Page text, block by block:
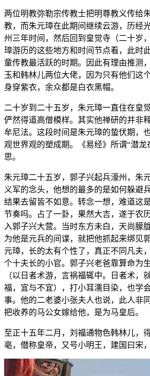
两位明教弥勒宗传教士把明尊教义传给
教，而朱元璋在此期间继续云游，历经
州三年时间，然后回到皇觉寺（二十岁
璋游历的这些地方和时间节点看，此时
童传教最活跃的时期。因此有理由推测
玉和韩林儿两位大佬，因为只有他们这
身穿紫衣，余众都是白衣黑帽。
二十岁到二十五岁，朱元璋一直住在皇
俨然得道高僧模样。其实他禅研的并非
牟尼法。这段时间是朱元璋的蛰伏期，
观世界观的塑成期。《易经》所谓“潜龙
思。
朱元璋二十五岁，郭子兴起兵濠州，朱
义军的念头，他想的最多的是如何躲避
结果去留皆不如意。转念一想，难道这
节奏吗。占了一卦，果然大吉，遂于农
入郭子兴大营。当时东方未白，天尚朦
为他是元兵的间谍，就把他抓起来绑见
元璋，长的太有个性了，真正不同凡夫
个十夫长的小官。郭子兴老爸靠算命为
（以日者术游，言祸福辄中。日者术，
福，宜与不宜），打小耳濡目染，也学
事。他的二老婆小张夫人也说，此人非
把收养的马公女嫁给他，是为马皇后。
至正十五年二月，刘福通物色韩林儿，
亳，僣称皇帝，又号小明王，建国曰宋